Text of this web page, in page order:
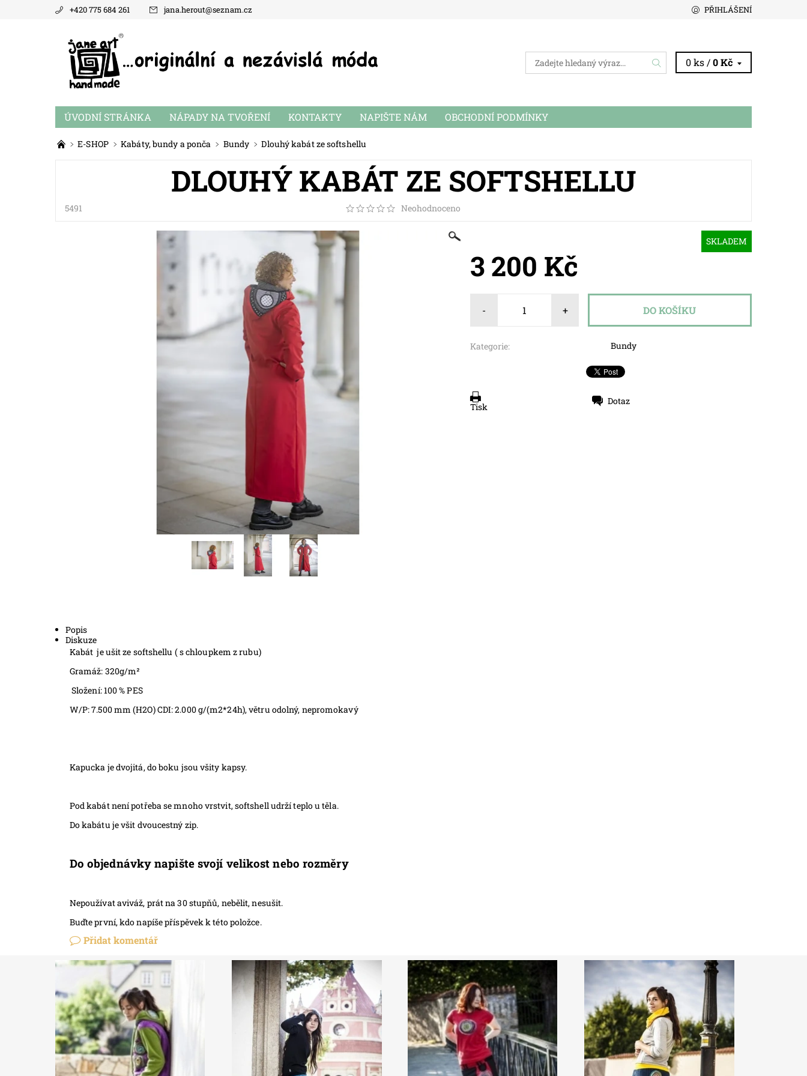
+420 775 684 261 jana.herout@seznam.cz PŘIHLÁŠENÍ
0 ks /0 Kč
ÚVODNÍ STRÁNKA NÁPADY NA TVOŘENÍ KONTAKTY NAPIŠTE NÁM OBCHODNÍ PODMÍNKY
E-SHOP Kabáty, bundy a ponča Bundy Dlouhý kabát ze softshellu
DLOUHÝ KABÁT ZE SOFTSHELLU
5491 Neohodnoceno
SKLADEM
3 200 Kč
- +
Kategorie: Bundy
Tisk
Dotaz
Popis
Diskuze
Kabát je ušit ze softshellu ( s chloupkem z rubu)
Gramáž: 320g/m²
Složení: 100 % PES
W/P: 7.500 mm (H2O) CDI: 2.000 g/(m2*24h), větru odolný, nepromokavý
Kapucka je dvojitá, do boku jsou všity kapsy.
Pod kabát není potřeba se mnoho vrstvit, softshell udrží teplo u těla.
Do kabátu je všit dvoucestný zip.
Do objednávky napište svojí velikost nebo rozměry
Nepoužívat aviváž, prát na 30 stupňů, nebělit, nesušit.
Buďte první, kdo napíše příspěvek k této položce.
Přidat komentář